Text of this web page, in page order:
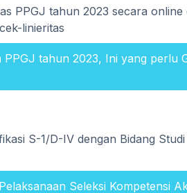
PPGJ tahun 2023 secara online
linieritas
PPGJ tahun 2023, Ini yang perlu
S-1/D-IV dengan Bidang
Seleksi Kompetensi